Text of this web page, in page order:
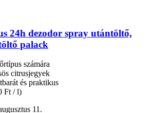
24h dezodor spray utántöltő,
palack
számára
citrusjegyek
és praktikus
Ft / l)
11.